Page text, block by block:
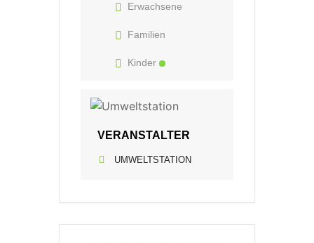
Erwachsene
Familien
Kinder
VERANSTALTER
UMWELTSTATION